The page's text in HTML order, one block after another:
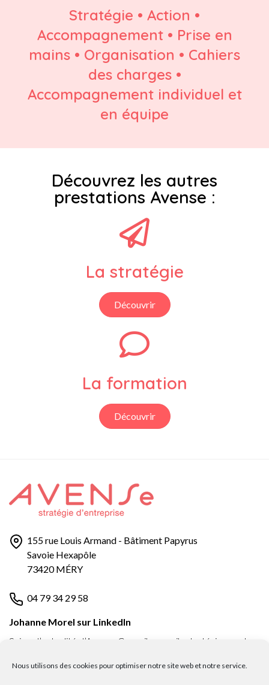
Nous utilisons des cookies pour optimiser notre site web et notre service.
Stratégie • Action •
Accompagnement • Prise en
mains • Organisation • Cahiers
des charges •
Accompagnement individuel et
en équipe
Découvrez les autres
prestations Avense :
La stratégie
Découvrir
La formation
Découvrir
155 rue Louis Armand - Bâtiment Papyrus
Savoie Hexapôle
73420 MÉRY
04 79 34 29 58
Johanne Morel sur LinkedIn
Suivez l’actualité d’Avense Conseil, conseils stratégiques et